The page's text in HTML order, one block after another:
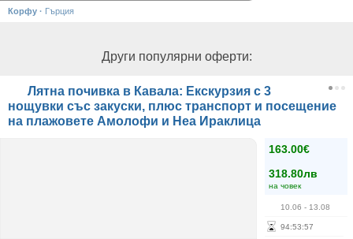
Корфу · Гърция
Други популярни оферти:
Лятна почивка в Кавала: Екскурзия с 3
нощувки със закуски, плюс транспорт и посещение
на плажовете Амолофи и Неа Ираклица
163.00€
318.80лв
на човек
10.06 - 13.08
94:53:57